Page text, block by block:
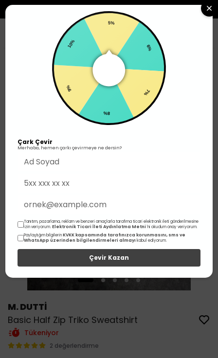
600TL
M. DUTTİ
Basic Half Zip Triko Sweatshirt
Tükeniyor
2 değerlendirme
5%
6%
7%
8%
9%
10%
Çark Çevir
Merhaba, hemen çarkı çevirmeye ne dersin?
Tanıtım, pazarlama, reklam ve benzeri amaçlarla tarafıma ticari elektronik ileti gönderilmesine
izin veriyorum.Elektronik Ticari İleti Aydınlatma Metni 'ni okudum onay veriyorum.
Paylaştığım bilgilerinKVKK kapsamında tarafınızca korunmasını, sms ve
WhatsApp üzerinden bilgilendirmeleri almayı kabul ediyorum.
Çevir Kazan